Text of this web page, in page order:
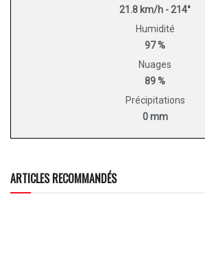
21.8 km/h - 214°
Humidité
97 %
Nuages
89 %
Précipitations
0 mm
ARTICLES RECOMMANDÉS